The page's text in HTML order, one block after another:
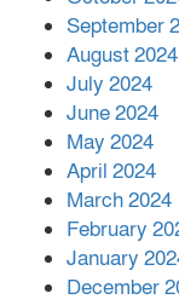
September
August 2024
July 2024
June 2024
May 2024
April 2024
March 2024
February
January
December